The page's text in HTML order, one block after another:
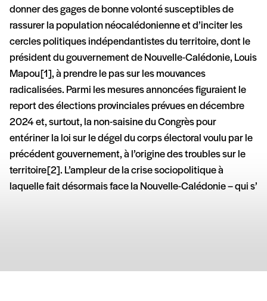
donner des gages de bonne volonté susceptibles de
rassurer la population néocalédonienne et d’inciter les
cercles politiques indépendantistes du territoire, dont le
président du gouvernement de Nouvelle-Calédonie, Louis
Mapou [1], à prendre le pas sur les mouvances
radicalisées. Parmi les mesures annoncées figuraient le
report des élections provinciales prévues en décembre
2024 et, surtout, la non-saisine du Congrès pour
entériner la loi sur le dégel du corps électoral voulu par le
précédent gouvernement, à l’origine des troubles sur le
territoire [2]. L’ampleur de la crise sociopolitique à
laquelle fait désormais face la Nouvelle-Calédonie – qui s’